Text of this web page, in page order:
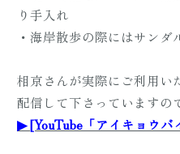
り手入れ
・海岸散歩の際にはサンダ
相京さんが実際にご利用い
配信して下さっていますの
▶ [YouTube「アイキョウ